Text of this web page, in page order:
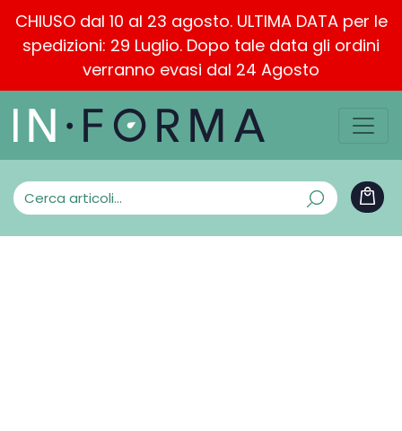
CHIUSO dal 10 al 23 agosto. ULTIMA DATA per le
spedizioni: 29 Luglio. Dopo tale data gli ordini
verranno evasi dal 24 Agosto